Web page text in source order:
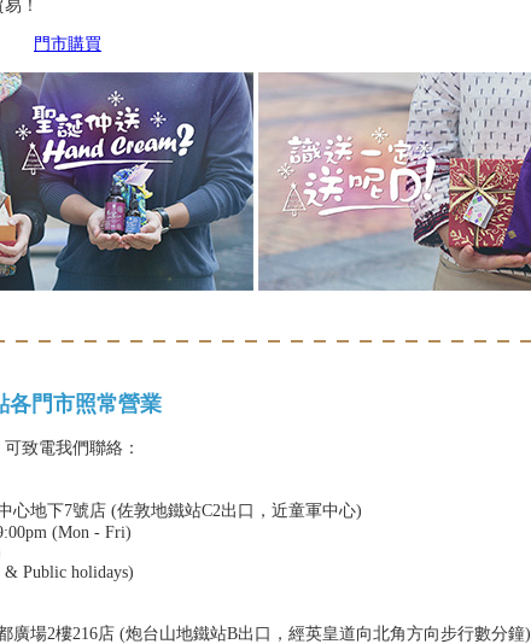
！
門市購買
各門市照常營業
致電我們聯絡：
心地下7號店 (佐敦地鐵站C2出口，近童軍中心)
(Mon - Fri)
& Public holidays)
廣場2樓216店 (炮台山地鐵站B出口，經英皇道向北角方向步行數分鐘)